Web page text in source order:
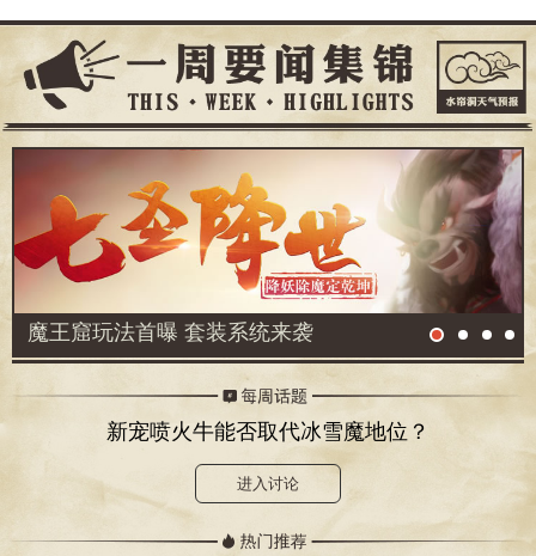
魔王窟玩法首曝 套装系统来袭
新宠喷火牛能否取代冰雪魔地位？
进入讨论